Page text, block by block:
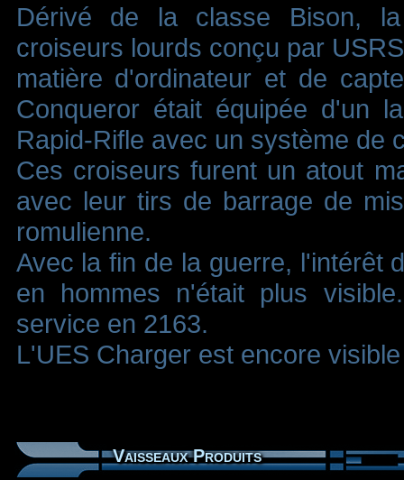
Dérivé de la classe Bison,
croiseurs lourds conçu par
matière d'ordinateur et de
Conqueror était équipée d'un
Rapid-Rifle avec un système de
Ces croiseurs furent un atout
avec leur tirs de barrage de
romulienne.
Avec la fin de la guerre, l'intérêt
en hommes n'était plus
service en 2163.
L'UES Charger est encore
Vaisseaux Produits